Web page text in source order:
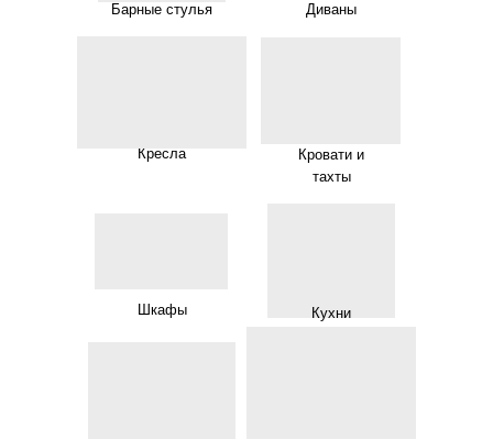
Барные стулья Диваны
Кровати и
тахты
Кухни
Кресла
Шкафы